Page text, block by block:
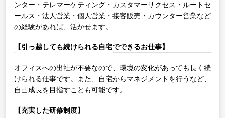
ンター・テレマーケティング・カスタマーサクセス・ルートセ
ールス・法人営業・個人営業・接客販売・カウンター営業など
の経験があれば、活かせます。
【引っ越しても続けられる自宅でできるお仕事】
オフィスへの出社が不要なので、環境の変化があっても長く続
けられる仕事です。また、自宅からマネジメントを行うなど、
自己成長を目指すことも可能です。
【充実した研修制度】